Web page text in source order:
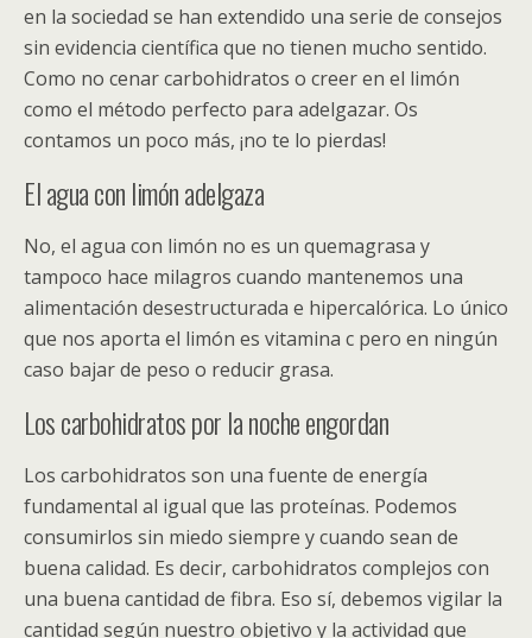
en la sociedad se han extendido una serie de consejos
sin evidencia científica que no tienen mucho sentido.
Como no cenar carbohidratos o creer en el limón
como el método perfecto para adelgazar. Os
contamos un poco más, ¡no te lo pierdas!
El agua con limón adelgaza
No, el agua con limón no es un quemagrasa y
tampoco hace milagros cuando mantenemos una
alimentación desestructurada e hipercalórica. Lo único
que nos aporta el limón es vitamina c pero en ningún
caso bajar de peso o reducir grasa.
Los carbohidratos por la noche engordan
Los carbohidratos son una fuente de energía
fundamental al igual que las proteínas. Podemos
consumirlos sin miedo siempre y cuando sean de
buena calidad. Es decir, carbohidratos complejos con
una buena cantidad de fibra. Eso sí, debemos vigilar la
cantidad según nuestro objetivo y la actividad que